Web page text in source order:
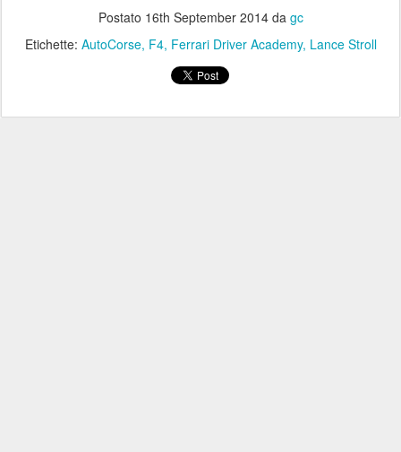
Postato 16th September 2014da gc
Etichette: AutoCorse F4 Ferrari Driver Academy Lance Stroll